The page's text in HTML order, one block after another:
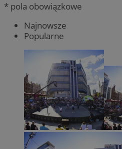
* pola obowiązkowe
Najnowsze
Popularne